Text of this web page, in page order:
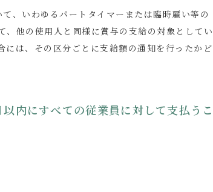
、いわゆるパートタイマーまたは臨時雇い等の
他の使用人と同様に賞与の支給の対象としてい
は、その区分ごとに支給額の通知を行ったかど
内にすべての従業員に対して支払うこ